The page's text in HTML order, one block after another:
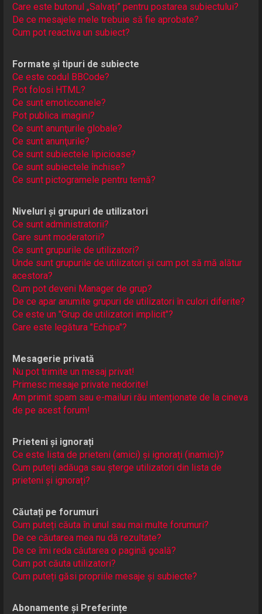
Care este butonul „Salvați” pentru postarea subiectului?
De ce mesajele mele trebuie să fie aprobate?
Cum pot reactiva un subiect?
Formate și tipuri de subiecte
Ce este codul BBCode?
Pot folosi HTML?
Ce sunt emoticoanele?
Pot publica imagini?
Ce sunt anunţurile globale?
Ce sunt anunţurile?
Ce sunt subiectele lipicioase?
Ce sunt subiectele închise?
Ce sunt pictogramele pentru temă?
Niveluri și grupuri de utilizatori
Ce sunt administratorii?
Care sunt moderatorii?
Ce sunt grupurile de utilizatori?
Unde sunt grupurile de utilizatori și cum pot să mă alătur
acestora?
Cum pot deveni Manager de grup?
De ce apar anumite grupuri de utilizatori în culori diferite?
Ce este un "Grup de utilizatori implicit"?
Care este legătura "Echipa"?
Mesagerie privată
Nu pot trimite un mesaj privat!
Primesc mesaje private nedorite!
Am primit spam sau e-mailuri rău intenționate de la cineva
de pe acest forum!
Prieteni și ignorați
Ce este lista de prieteni (amici) și ignorați (inamici)?
Cum puteți adăuga sau șterge utilizatori din lista de
prieteni și ignorați?
Căutați pe forumuri
Cum puteți căuta în unul sau mai multe forumuri?
De ce căutarea mea nu dă rezultate?
De ce îmi reda căutarea o pagină goală?
Cum pot căuta utilizatori?
Cum puteți găsi propriile mesaje și subiecte?
Abonamente și Preferințe